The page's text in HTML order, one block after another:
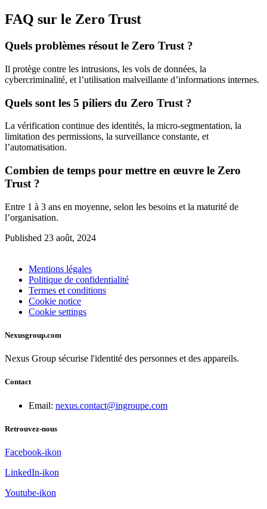
FAQ sur le Zero Trust
Quels problèmes résout le Zero Trust ?
Il protège contre les intrusions, les vols de données, la
cybercriminalité, et l’utilisation malveillante d’informations internes.
Quels sont les 5 piliers du Zero Trust ?
La vérification continue des identités, la micro-segmentation, la
limitation des permissions, la surveillance constante, et
l’automatisation.
Combien de temps pour mettre en œuvre le Zero
Trust ?
Entre 1 à 3 ans en moyenne, selon les besoins et la maturité de
l’organisation.
Published 23 août, 2024
Mentions légales
Politique de confidentialité
Termes et conditions
Cookie notice
Cookie settings
Nexusgroup.com
Nexus Group sécurise l'identité des personnes et des appareils.
Contact
Email: nexus.contact@ingroupe.com
Retrouvez-nous
Facebook-ikon
LinkedIn-ikon
Youtube-ikon